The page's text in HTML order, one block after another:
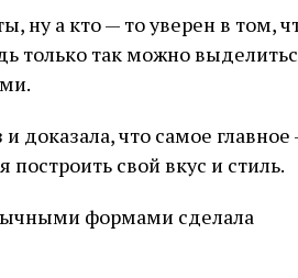
ну а кто — то уверен в том,
только так можно
доказала, что самое главное
свой вкус и стиль.